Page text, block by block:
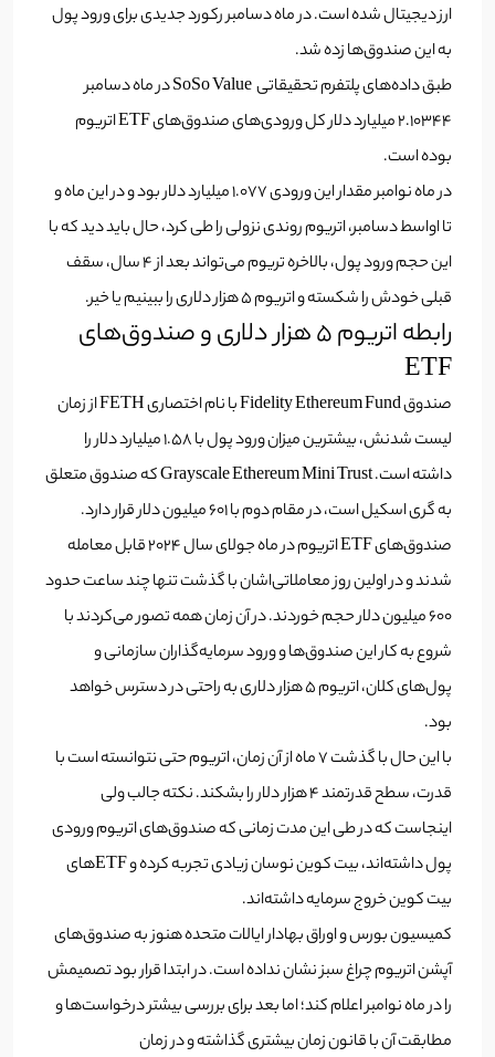
ارز دیجیتال شده است. در ماه دسامبر رکورد جدیدی برای ورود پول
به این صندوق‌ها زده شد.
طبق‌ داده‌های پلتفرم تحقیقاتی SoSo Value در ماه دسامبر
2.10344 میلیارد دلار کل ورودی‌های صندوق‌های ETF اتریوم
بوده است.
در ماه نوامبر مقدار این ورودی 1.077 میلیارد دلار بود و در این ماه و
تا اواسط دسامبر، اتریوم روندی نزولی را طی کرد، حال باید دید که با
این حجم ورود پول، بالاخره تریوم می‌تواند بعد از 4 سال، سقف
قبلی خودش را شکسته و اتریوم 5 هزار دلاری را ببینیم یا خیر.
رابطه اتریوم 5 هزار دلاری و صندوق‌های
ETF
صندوق Fidelity Ethereum Fund با نام اختصاری FETH از زمان
لیست شدنش، بیشترین میزان ورود پول با 1.58 میلیارد دلار را
داشته است. Grayscale Ethereum Mini Trust که صندوق متعلق
به گری اسکیل است، در مقام دوم با 601 میلیون دلار قرار دارد.
صندوق‌های ETF اتریوم در ماه جولای سال 2024 قابل معامله
شدند و در اولین روز معاملاتی‌اشان با گذشت تنها چند ساعت حدود
600 میلیون دلار حجم خوردند. در آن زمان همه تصور می‌کردند با
شروع به کار این صندوق‌ها و ورود سرمایه‌گذاران سازمانی و
پول‌های کلان، اتریوم 5 هزار دلاری به راحتی در دسترس خواهد
بود.
با این حال با گذشت 7 ماه از آن زمان، اتریوم حتی نتوانسته است با
قدرت، سطح قدرتمند 4 هزار دلار را بشکند. نکته جالب ولی
اینجاست که در طی این مدت زمانی که صندوق‌های اتریوم ورودی
پول داشته‌اند، بیت کوین نوسان زیادی تجربه‌ کرده و ETFهای
بیت کوین خروج سرمایه داشته‌اند.
کمیسیون بورس و اوراق بهادار ایالات متحده هنوز به صندوق‌های
آپشن اتریوم چراغ سبز نشان نداده است. در ابتدا قرار بود تصمیمش
را در ماه نوامبر اعلام کند؛ اما بعد برای بررسی بیشتر درخواست‌ها و
مطابقت آن با قانون زمان بیشتری گذاشته و در زمان